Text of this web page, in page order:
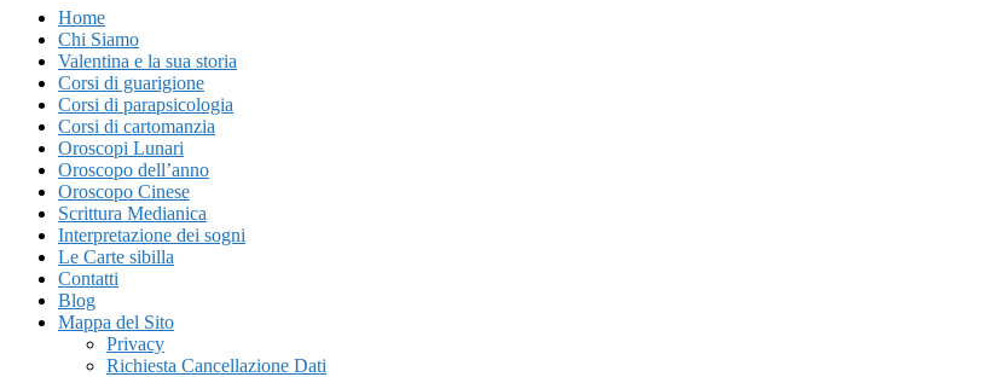
Home
Chi Siamo
Valentina e la sua storia
Corsi di guarigione
Corsi di parapsicologia
Corsi di cartomanzia
Oroscopi Lunari
Oroscopo dell’anno
Oroscopo Cinese
Scrittura Medianica
Interpretazione dei sogni
Le Carte sibilla
Contatti
Blog
Mappa del Sito
Privacy
Richiesta Cancellazione Dati